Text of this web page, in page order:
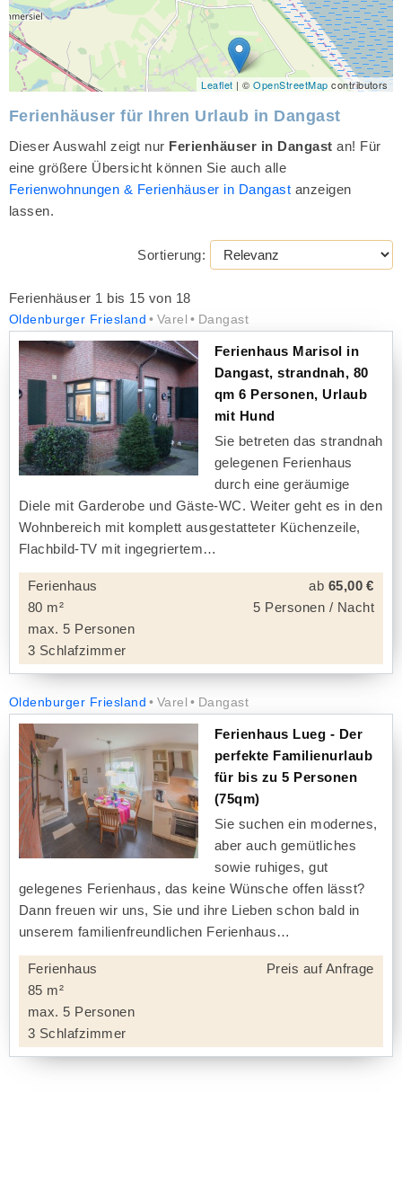
Leaflet | ©OpenStreetMap contributors
Ferienhäuser für Ihren Urlaub in Dangast
Dieser Auswahl zeigt nur Ferienhäuser in Dangast an! Für
eine größere Übersicht können Sie auch alle
Ferienwohnungen & Ferienhäuser in Dangast anzeigen
lassen.
Sortierung:
Ferienhäuser 1 bis 15 von 18
Oldenburger Friesland Varel Dangast
Ferienhaus Marisol in
Dangast, strandnah, 80
qm 6 Personen, Urlaub
mit Hund
Sie betreten das strandnah
gelegenen Ferienhaus
durch eine geräumige
Diele mit Garderobe und Gäste-WC. Weiter geht es in den
Wohnbereich mit komplett ausgestatteter Küchenzeile,
Flachbild-TV mit ingegriertem
Ferienhaus
80 m²
max. 5 Personen
3 Schlafzimmer
ab 65,00 €
5 Personen / Nacht
Oldenburger Friesland Varel Dangast
Ferienhaus Lueg - Der
perfekte Familienurlaub
für bis zu 5 Personen
(75qm)
Sie suchen ein modernes,
aber auch gemütliches
sowie ruhiges, gut
gelegenes Ferienhaus, das keine Wünsche offen lässt?
Dann freuen wir uns, Sie und ihre Lieben schon bald in
unserem familienfreundlichen Ferienhaus
Ferienhaus
85 m²
max. 5 Personen
3 Schlafzimmer
Preis auf Anfrage